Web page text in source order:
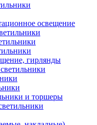
освещение
гирлянды
и торшеры